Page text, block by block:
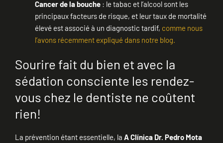
Cancer de la bouche: le tabac et l’alcool sont les
principaux facteurs de risque, et leur taux de mortalité
élevé est associé à un diagnostic tardif, comme nous
l’avons récemment expliqué dans notre blog.
Sourire fait du bien et avec la
sédation consciente les rendez-
vous chez le dentiste ne coûtent
rien!
La prévention étant essentielle, la A Clínica Dr. Pedro Mota